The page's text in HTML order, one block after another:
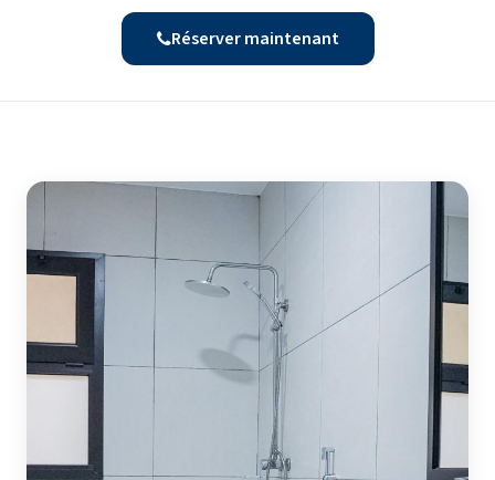
Réserver maintenant